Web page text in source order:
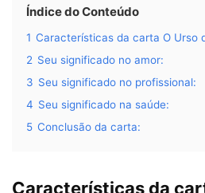
Índice do Conteúdo
1 Características da carta O Urso
2 Seu significado no amor:
3 Seu significado no profissional:
4 Seu significado na saúde:
5 Conclusão da carta:
Características da